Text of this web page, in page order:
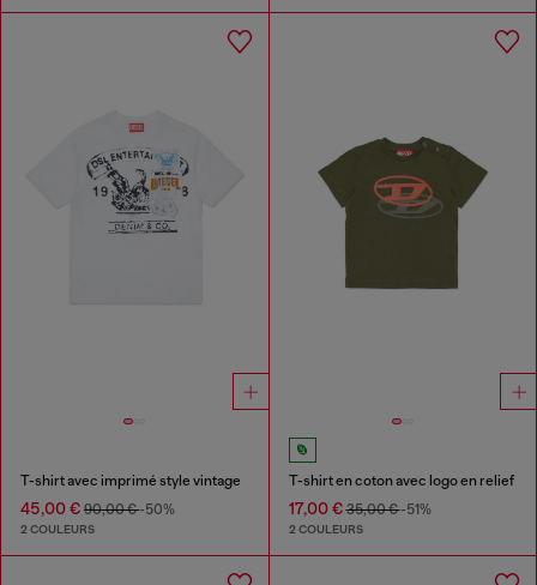
T-shirt avec imprimé style vintage
45,00 € 90,00 €-50%
2 COULEURS
T-shirt en coton avec logo en relief
17,00 €35,00 €-51%
2 COULEURS